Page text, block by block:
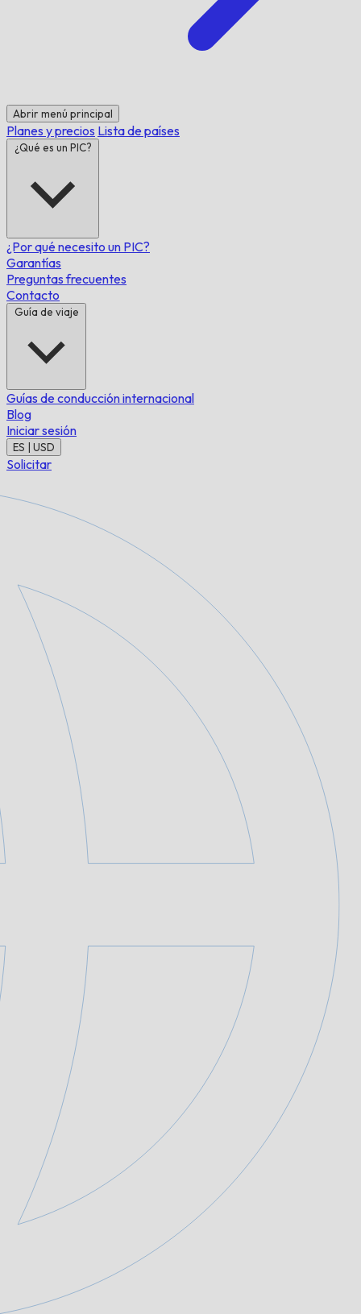
Abrir menú principal
Planes y precios Lista de países
¿Qué es un PIC?
¿Por qué necesito un PIC?
Garantías
Preguntas frecuentes
Contacto
Guía de viaje
Guías de conducción internacional
Blog
Iniciar sesión
ES | USD
Solicitar